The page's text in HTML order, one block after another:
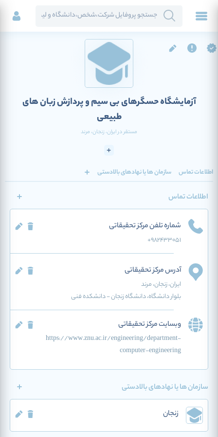
آزمایشگاه حسگرهای بی سیم و پردازش زبان های
طبیعی
مستقر درایران، زنجان، مرند
اطلاعات تماس سازمان ها یا نهادهای بالادستی
اطلاعات تماس
شماره تلفن مرکز تحقیقاتی
+982433051
آدرس مرکز تحقیقاتی
ایران، زنجان، مرند
بلوار دانشگاه، دانشگاه زنجان - دانشکده فنی
وبسایت مرکز تحقیقاتی
https://www.znu.ac.ir/engineering/department-
computer-engineering
سازمان ها یا نهادهای بالادستی
زنجان